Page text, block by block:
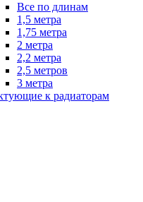
Все по длинам
1,5 метра
1,75 метра
2 метра
2,2 метра
2,5 метров
3 метра
к радиаторам